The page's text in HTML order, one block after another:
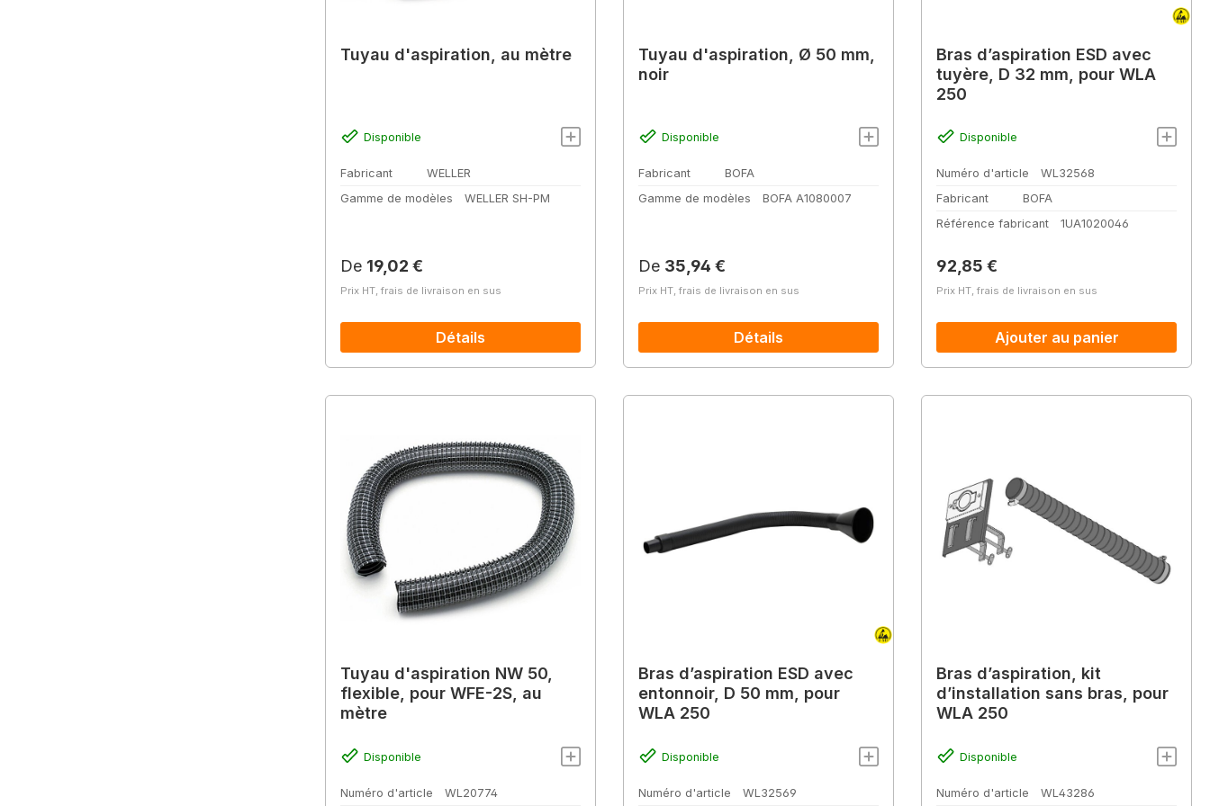
Tuyau d'aspiration, au mètre
Disponible
Fabricant
WELLER
Gamme de modèles
WELLER SH-PM
Prix régulier :
De 19,02 €
Prix HT, frais de livraison en sus
Détails
Tuyau d'aspiration, Ø 50 mm,
noir
Disponible
Fabricant
BOFA
Gamme de modèles
BOFA A1080007
Prix régulier :
De 35,94 €
Prix HT, frais de livraison en sus
Détails
Bras d’aspiration ESD avec
tuyère, D 32 mm, pour WLA
250
Disponible
Numéro d'article
WL32568
Fabricant
BOFA
Référence fabricant
1UA1020046
Prix régulier :
92,85 €
Prix HT, frais de livraison en sus
Ajouter au panier
Tuyau d'aspiration NW 50,
flexible, pour WFE-2S, au
mètre
Disponible
Numéro d'article WL20774
Bras d’aspiration ESD avec
entonnoir, D 50 mm, pour
WLA 250
Disponible
Numéro d'article WL32569
Bras d’aspiration, kit
d’installation sans bras, pour
WLA 250
Disponible
Numéro d'article WL43286